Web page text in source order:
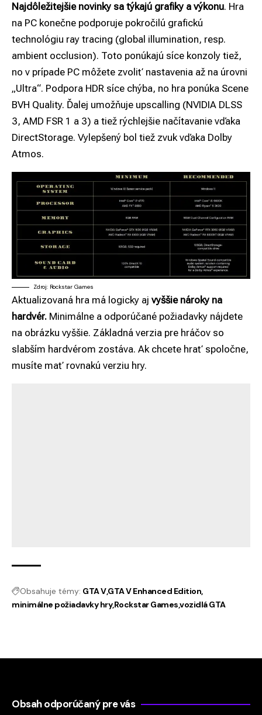
Najdôležitejšie novinky sa týkajú grafiky a výkonu. Hra
na PC konečne podporuje pokročilú grafickú
technológiu ray tracing (global illumination, resp.
ambient occlusion). Toto ponúkajú síce konzoly tiež,
no v prípade PC môžete zvoliť nastavenia až na úrovni
„Ultra“. Podpora HDR síce chýba, no hra ponúka Scene
BVH Quality. Ďalej umožňuje upscalling (NVIDIA DLSS
3, AMD FSR 1 a 3) a tiež rýchlejšie načítavanie vďaka
DirectStorage. Vylepšený bol tiež zvuk vďaka Dolby
Atmos.
Zdroj: Rockstar Games
Aktualizovaná hra má logicky aj vyššie nároky na
hardvér. Minimálne a odporúčané požiadavky nájdete
na obrázku vyššie. Základná verzia pre hráčov so
slabším hardvérom zostáva. Ak chcete hrať spoločne,
musíte mať rovnakú verziu hry.
Obsahuje témy: GTA VGTA V Enhanced Edition
minimálne požiadavky hryRockstar Gamesvozidlá GTA
Obsah odporúčaný pre vás